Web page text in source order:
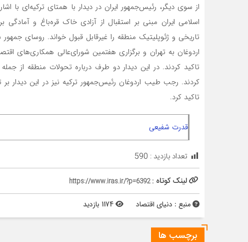
از سوی دیگر، رئیس‌جمهور ایران در دیدار با همتای ترکیه‌ای با
اسلامی ایران مبنی بر استقبال از آزادی خاک قره‌باغ و آمادگی
تاریخی و ژئوپلیتیک منطقه را غیرقابل قبول خواند. روسای
اردوغان به تهران و برگزاری هفتمین شورای‌‌‌عالی همکاری‌‌‌های
تاکید کردند. در این دیدار دو طرف درباره تحولات منطقه از
کردند. رجب طیب اردوغان رئیس‌جمهور ترکیه نیز در این دیدار
تاکید کرد.
قدرت شفیعی
تعداد بازدید : 590
لینک کوتاه :https://www.iras.ir/?p=6392
منبع : دنیای اقتصاد
برچسب ها